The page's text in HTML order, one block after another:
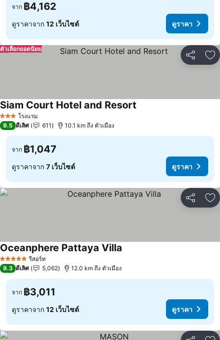
จาก ฿4,162
ดูราคาจาก 12 เว็บไซต์ ดูราคา
แชร์ เ
ตัวเลือกยอดนิยม
3 ดาว โรงแรม
Siam Court Hotel and Resort
9.5 ดีเลิศ 611 10.1 km ถึง ตัวเมือง
จาก ฿1,047
ดูราคาจาก 7 เว็บไซต์ ดูราคา
แชร์ เ
5 ดาว รีสอร์ท
Oceanphere Pattaya Villa
9.3 ดีเลิศ 5,062 12.0 km ถึง ตัวเมือง
จาก ฿3,011
ดูราคาจาก 12 เว็บไซต์ ดูราคา